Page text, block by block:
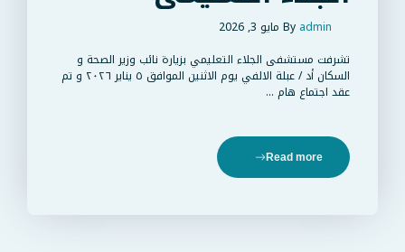
By admin
مايو 3, 2026
تشرفت مستشفى الجلاء التعليمي بزيارة نائب وزير الصحة و
السكان أد / عبلة الالفي يوم الاثنين الموافق ٥ يناير ٢٠٢٦ و تم
عقد اجتماع هام …
Read more